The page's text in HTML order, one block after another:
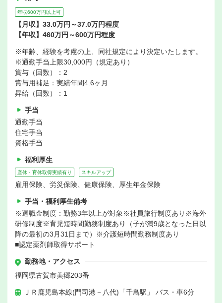
年収600万円以上可
【月収】33.0万円～37.0万円程度
【年収】460万円～600万円程度
※年齢、経験を考慮の上、同社規定により決定いたします。
※通勤手当上限30,000円（規定あり）
賞与（回数）：2
賞与用補足：実績年間4.6ヶ月
昇給（回数）：1
手当
通勤手当
住宅手当
資格手当
福利厚生
産休・育休取得実績有り スキルアップ
雇用保険、労災保険、健康保険、厚生年金保険
手当・福利厚生備考
※退職金制度：勤務3年以上が対象※社員旅行制度あり※海外
研修制度※育児短時間勤務制度あり（子が満9歳となった日以
降の最初の3月31日まで）※介護短時間勤務制度あり
■認定薬剤師取得サポート
勤務地・アクセス
福岡県古賀市美郷203番
ＪＲ鹿児島本線(門司港－八代)「千鳥駅」 バス・車6分